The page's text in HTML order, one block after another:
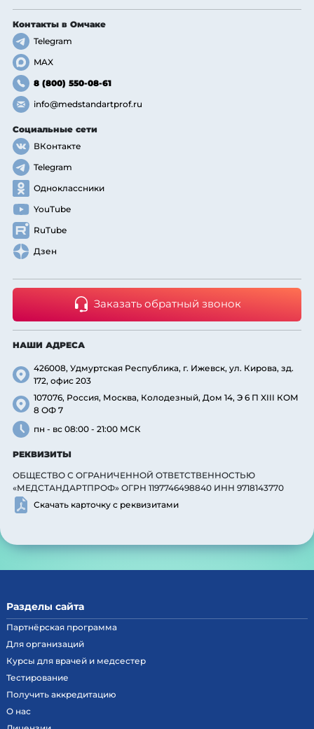
Контакты в Омчаке
Telegram
MAX
8 (800) 550-08-61
info@medstandartprof.ru
Социальные сети
ВКонтакте
Telegram
Одноклассники
YouTube
RuTube
Дзен
Заказать обратный звонок
НАШИ АДРЕСА
426008, Удмуртская Республика, г. Ижевск, ул. Кирова, зд.
172, офис 203
107076, Россия, Москва, Колодезный, Дом 14, Э 6 П XIII КОМ
8 ОФ 7
пн - вс 08:00 - 21:00 МСК
РЕКВИЗИТЫ
ОБЩЕСТВО С ОГРАНИЧЕННОЙ ОТВЕТСТВЕННОСТЬЮ
«МЕДСТАНДАРТПРОФ» ОГРН 1197746498840 ИНН 9718143770
Скачать карточку с реквизитами
Разделы сайта
Партнёрская программа
Для организаций
Курсы для врачей и медсестер
Тестирование
Получить аккредитацию
О нас